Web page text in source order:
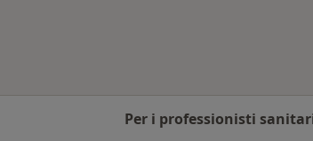
Per i professionisti